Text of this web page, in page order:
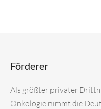
Förderer
Als größter privater
Onkologie nimmt die